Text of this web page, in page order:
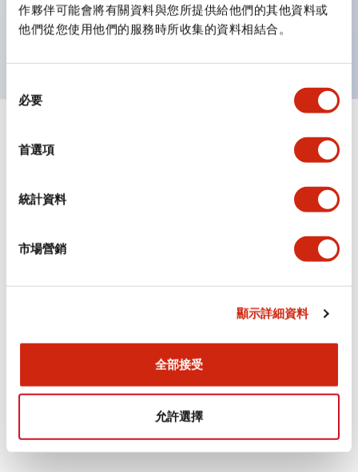
作夥伴可能會將有關資料與您所提供給他們的其他資料或
他們從您使用他們的服務時所收集的資料相結合。
必要
首選項
統計資料
市場營銷
顯示詳細資料
全部接受
允許選擇
LED照光帶來明亮且鮮明的照光面
可用專用配件輕鬆更換為Φ22閃光輪廓型
規格 顯示全部+
環境規範
安裝和安裝規範
文件和檔案